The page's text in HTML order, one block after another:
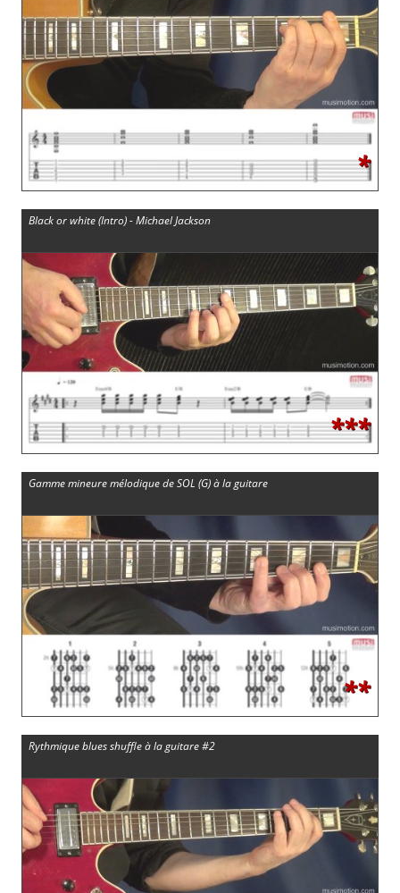
*
Black or white (Intro) - Michael Jackson
***
Gamme mineure mélodique de SOL (G) à la guitare
**
Rythmique blues shuffle à la guitare #2